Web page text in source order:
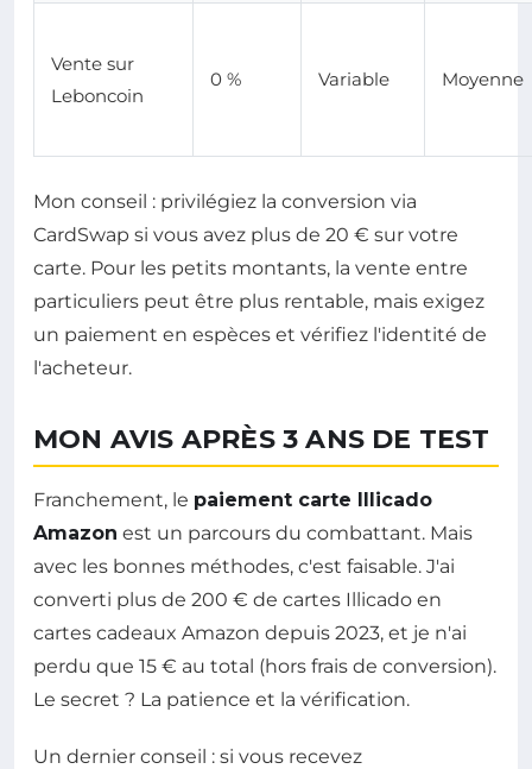
Vente sur
Leboncoin
0 % Variable Moyenne
Mon conseil : privilégiez la conversion via
CardSwap si vous avez plus de 20 € sur votre
carte. Pour les petits montants, la vente entre
particuliers peut être plus rentable, mais exigez
un paiement en espèces et vérifiez l'identité de
l'acheteur.
MON AVIS APRÈS 3 ANS DE TEST
Franchement, le paiement carte Illicado
Amazon est un parcours du combattant. Mais
avec les bonnes méthodes, c'est faisable. J'ai
converti plus de 200 € de cartes Illicado en
cartes cadeaux Amazon depuis 2023, et je n'ai
perdu que 15 € au total (hors frais de conversion).
Le secret ? La patience et la vérification.
Un dernier conseil : si vous recevez